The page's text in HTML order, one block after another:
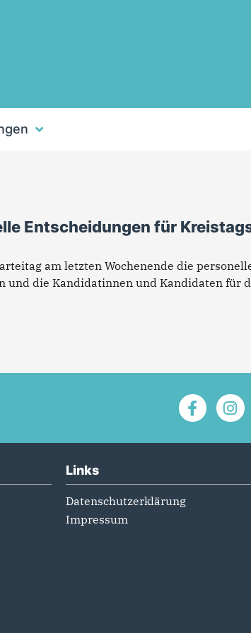
Entscheidungen für
am letzten Wochenende die
und die Kandidatinnen und Kandidaten für
Links
Datenschutzerklärung
Impressum